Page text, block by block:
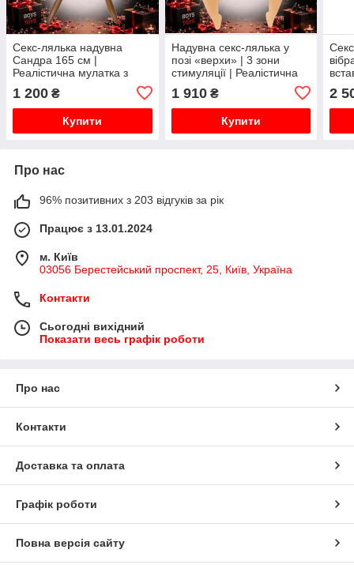
Секс-лялька надувна
Сандра 165 см |
Реалістична мулатка з
1 200 ₴
Купити
Надувна секс-лялька у
позі «верхи» | 3 зони
стимуляції | Реалістична
1 910₴
Купити
2
Про нас
96% позитивних з 203 відгуків за рік
Працює з 13.01.2024
м. Київ
03056 Берестейський проспект, 25, Київ, Україна
Контакти
Сьогодні вихідний
Показати весь графік роботи
Про нас
Контакти
Доставка та оплата
Графік роботи
Повна версія сайту